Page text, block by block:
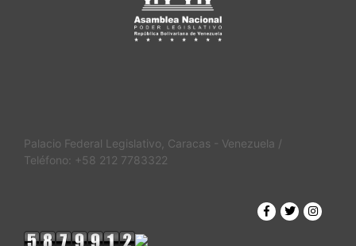
Palacio Federal Legislativo, Caracas - Venezuela /
Teléfono: +58 212 7783322